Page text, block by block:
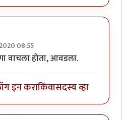
08:55
वाचला होता, आवडला.
इन कराकिंवासदस्य व्हा